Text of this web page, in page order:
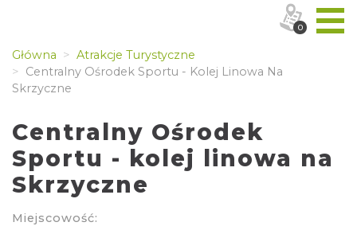
Główna
Atrakcje Turystyczne
Centralny Ośrodek Sportu - Kolej Linowa Na
Skrzyczne
Centralny Ośrodek
Sportu - kolej linowa na
Skrzyczne
Miejscowość:
0